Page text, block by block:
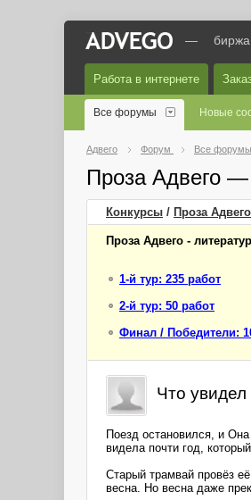
—
Работа в интернете
Все форумы Новые
Адвего Форум Все форумы
Проза Адвего
Конкурсы / Проза Адвего
Проза Адвего -
1-й тур: 235 работ
2-й тур: 50 работ
Финал / Победители:
Что
Поезд остановился, и
видела почти год,
Старый трамвай провёз
весна. Но весна даже